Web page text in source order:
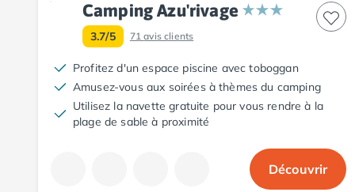
Camping Lorraine
Camping Vosges
Camping Midi-Pyrénées
Camping Aveyron
Camping Millau
Camping Nant
Camping Saint-Amans-des-Cots
Camping Azu'rivage
3.7/5 71avis clients
Profitez d'un espace piscine avec toboggan
Amusez-vous aux soirées à thèmes du camping
Utilisez la navette gratuite pour vous rendre à la
plage de sable à proximité
Découvrir